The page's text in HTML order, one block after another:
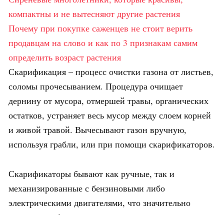
компактны и не вытесняют другие растения
Почему при покупке саженцев не стоит верить
продавцам на слово и как по 3 признакам самим
определить возраст растения
Скарификация – процесс очистки газона от листьев,
соломы прочесыванием. Процедура очищает
дернину от мусора, отмершей травы, органических
остатков, устраняет весь мусор между слоем корней
и живой травой. Вычесывают газон вручную,
используя грабли, или при помощи скарификаторов.
Скарификаторы бывают как ручные, так и
механизированные с бензиновыми либо
электрическими двигателями, что значительно